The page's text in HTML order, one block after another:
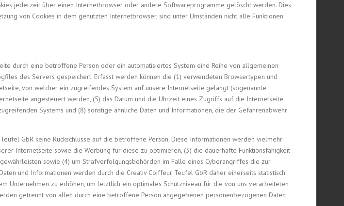
jederzeit über einen Internetbrowser oder andere Softwareprogramme gelöscht werden. Dies
von Cookies in dem genutzten Internetbrowser, sind unter Umständen nicht alle Funktionen
durch eine betroffene Person oder ein automatisiertes System eine Reihe von allgemeinen
des Servers gespeichert. Erfasst werden können die (1) verwendeten Browsertypen und
von welcher ein zugreifendes System auf unsere Internetseite gelangt (sogenannte
angesteuert werden, (5) das Datum und die Uhrzeit eines Zugriffs auf die Internetseite,
Systems und (8) sonstige ähnliche Daten und Informationen, die der Gefahrenabwehr
GbR keine Rückschlüsse auf die betroffene Person. Diese Informationen werden vielmehr
Internetseite sowie die Werbung für diese zu optimieren, (3) die dauerhafte Funktionsfähigkeit
sowie (4) um Strafverfolgungsbehörden im Falle eines Cyberangriffes die zur
und Informationen werden durch die Creativ Coiffeur Teufel GbR daher einerseits statistisch
Unternehmen zu erhöhen, um letztlich ein optimales Schutzniveau für die von uns verarbeiteten
getrennt von allen durch eine betroffene Person angegebenen personenbezogenen Daten